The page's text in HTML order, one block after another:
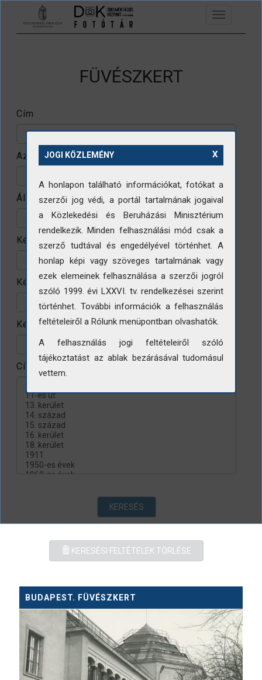
Ugrás a tartalomra
Toggle
navigation
FÜVÉSZKERT
Cím
Azonosító
Állomány
Készítő
Készítés helye
Készítés évtizede
Címke
KERESÉS
KERESÉSI FELTÉTELEK TÖRLÉSE
BUDAPEST. FÜVÉSZKERT
X
JOGI KÖZLEMÉNY
A honlapon található információkat, fotókat a
szerzői jog védi, a portál tartalmának jogaival
a Közlekedési és Beruházási Minisztérium
rendelkezik. Minden felhasználási mód csak a
szerző tudtával és engedélyével történhet. A
honlap képi vagy szöveges tartalmának vagy
ezek elemeinek felhasználása a szerzői jogról
szóló 1999. évi LXXVI. tv. rendelkezései szerint
történhet. További információk a felhasználás
feltételeiről a Rólunk menüpontban olvashatók.
A felhasználás jogi feltételeiről szóló
tájékoztatást az ablak bezárásával tudomásul
vettem.